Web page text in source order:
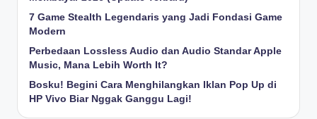
7 Game Stealth Legendaris yang Jadi Fondasi Game
Modern
Perbedaan Lossless Audio dan Audio Standar Apple
Music, Mana Lebih Worth It?
Bosku! Begini Cara Menghilangkan Iklan Pop Up di
HP Vivo Biar Nggak Ganggu Lagi!